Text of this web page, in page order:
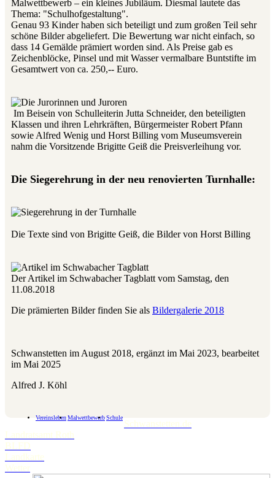
Malwettbewerb – ein kleines Jubiläum. Diesmal lautete das
Thema: "Schulhofgestaltung".
Genau 93 Kinder haben sich beteiligt und zum großen Teil sehr
schöne Bilder abgeliefert. Die Bewertung war nicht einfach, so
dass 14 Gemälde prämiert worden sind. Als Preise gab es
Zeichenblöcke, Pinsel und mit Wasser vermalbare Buntstifte im
Gesamtwert von ca. 250,-- Euro.
Im Beisein von Schulleiterin Jutta Schneider, den beteiligten
Klassen und ihren Lehrkräften, Bürgermeister Robert Pfann
sowie Alfred Wenig und Horst Billing vom Museumsverein
nahm die Vorsitzende Brigitte Geiß die Preisverleihung vor.
Die Siegerehrung in der neu renovierten Turnhalle:
Die Texte sind von Brigitte Geiß, die Bilder von Horst Billing
Der Artikel im Schwabacher Tagblatt vom Samstag, den
11.08.2018
Die prämierten Bilder finden Sie als Bildergalerie 2018
Schwanstetten im August 2018, ergänzt im Mai 2023, bearbeitet
im Mai 2025
Alfred J. Köhl
VereinslebenMalwettbewerbSchule
Schwanstetten.de
Landratsamt Roth
BLFD
Landkarte
Wetter